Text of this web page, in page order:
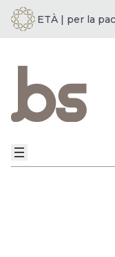
SOCIETÀ | per la